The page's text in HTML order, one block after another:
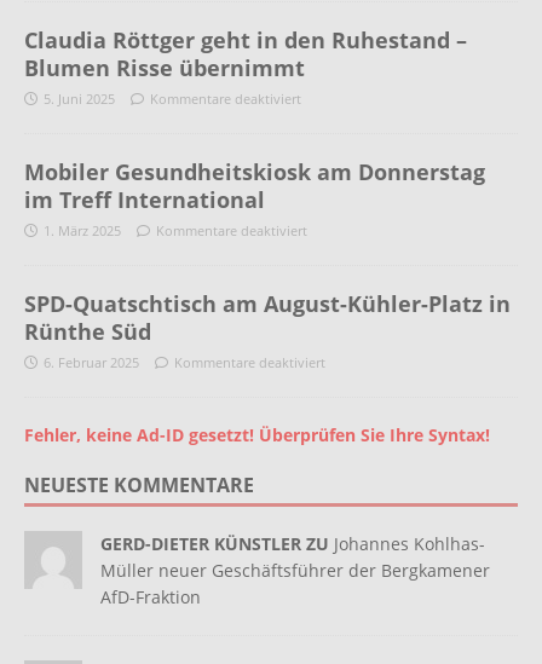
Claudia Röttger geht in den Ruhestand –
Blumen Risse übernimmt
5. Juni 2025 Kommentare deaktiviert
Mobiler Gesundheitskiosk am Donnerstag
im Treff International
1. März 2025 Kommentare deaktiviert
SPD-Quatschtisch am August-Kühler-Platz in
Rünthe Süd
6. Februar 2025 Kommentare deaktiviert
Fehler, keine Ad-ID gesetzt! Überprüfen Sie Ihre Syntax!
NEUESTE KOMMENTARE
GERD-DIETER KÜNSTLER ZU Johannes Kohlhas-
Müller neuer Geschäftsführer der Bergkamener
AfD-Fraktion